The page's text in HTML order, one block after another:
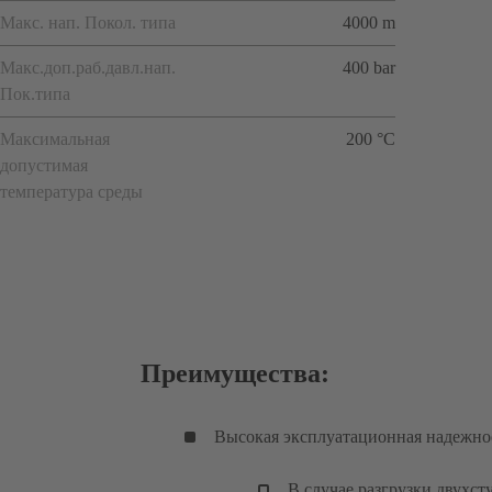
Макс. нап. Покол. типа 4000 m
Макс.доп.раб.давл.нап.
Пок.типа
400 bar
Максимальная
допустимая
температура среды
200 °C
Преимущества:
Высокая эксплуатационная